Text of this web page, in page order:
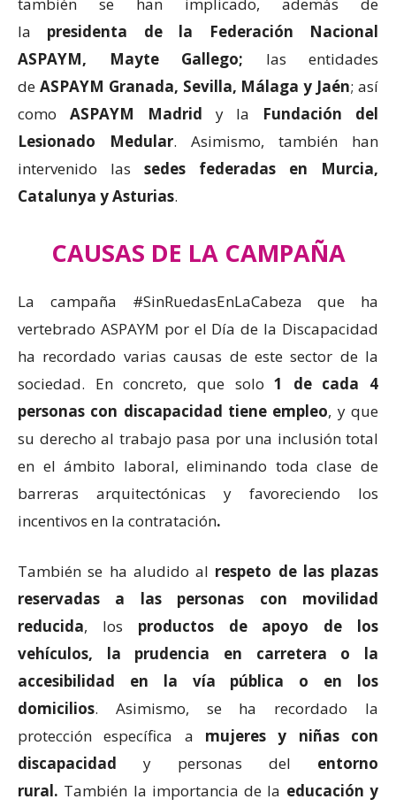
la presidenta de la Federación Nacional
ASPAYM, Mayte Gallego; las entidades
de ASPAYM Granada, Sevilla, Málaga y Jaén; así
como ASPAYM Madrid y la Fundación del
Lesionado Medular. Asimismo, también han
intervenido las sedes federadas en Murcia,
Catalunya y Asturias.
CAUSAS DE LA CAMPAÑA
La campaña #SinRuedasEnLaCabeza que ha
vertebrado ASPAYM por el Día de la Discapacidad
ha recordado varias causas de este sector de la
sociedad. En concreto, que solo1 de cada 4
personas con discapacidad tiene empleo, y que
su derecho al trabajo pasa por una inclusión total
en el ámbito laboral, eliminando toda clase de
barreras arquitectónicas y favoreciendo los
incentivos en la contratación.
También se ha aludido al respeto de las plazas
reservadas a las personas con movilidad
reducida, los productos de apoyo de los
vehículos, la prudencia en carretera o la
accesibilidad en la vía pública o en los
domicilios. Asimismo, se ha recordado la
protección específica a mujeres y niñas con
discapacidad y personas del entorno
rural. También la importancia de la educación y